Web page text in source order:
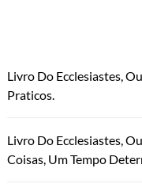
Livro Do Ecclesiastes,
Praticos.
Livro Do Ecclesiastes,
Coisas, Um Tempo